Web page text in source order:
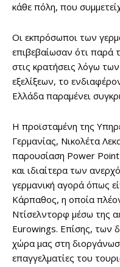
κάθε πόλη, που
Οι εκπρόσωποι των
επιβεβαίωσαν ότι παρά
στις κρατήσεις λόγω
εξελίξεων, το
Ελλάδα παραμένει
Η προϊσταμένη της
Γερμανίας, Νικολέτα
παρουσίαση Power
και ιδιαίτερα των
γερμανική αγορά όπως
Κάρπαθος, η οποία
Ντίσελντορφ μέσω της
Eurowings. Επίσης, των
χώρα μας στη
επαγγελματίες του